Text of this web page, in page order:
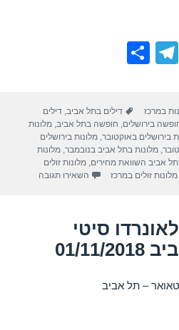
בוטיק – תל אביב 01/11/2018
W
T
gr
a
m
e
במרכז תגיות
דילים בתל אביב ,דילים
בירושלים חופשה בתל אביב ,מלונות
בירושלים באוקטובר ,מלונות בירושלים
,מלונות בתל אביב בנובמבר ,מלונות
אביב השוואת מחירים ,מלונות זולים
,מלונות זולים במרכז השאירו תגובה
סיטי
2018
– תל אביב